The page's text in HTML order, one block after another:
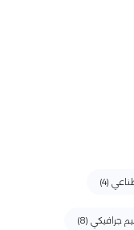
(4)
جرافيكي (8)